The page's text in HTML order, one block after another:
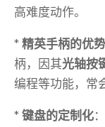
高难度动作。
* 精英手柄的优势
柄，因其光轴按
编程等功能，常
* 键盘的定制化